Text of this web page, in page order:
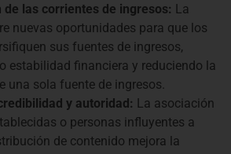
de las corrientes de ingresos: La
nuevas oportunidades para que los
sus fuentes de ingresos,
estabilidad financiera y reduciendo la
una sola fuente de ingresos.
y autoridad: La asociación
o personas influyentes a
de contenido mejora la